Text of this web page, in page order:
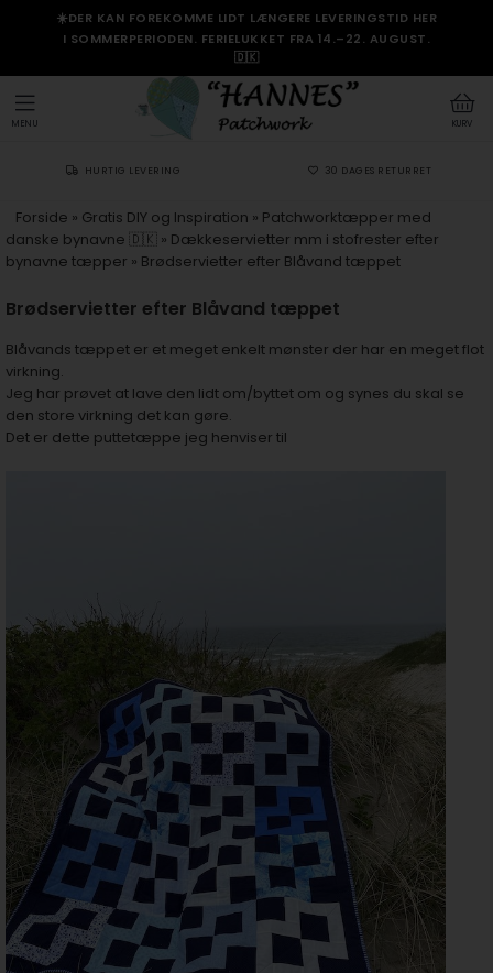
☀️DER KAN FOREKOMME LIDT LÆNGERE LEVERINGSTID HER
I SOMMERPERIODEN. FERIELUKKET FRA 14.–22. AUGUST.
🇩🇰
KURV
MENU
HURTIG LEVERING 30 DAGES RETURRET
Forside » Gratis DIY og Inspiration » Patchworktæpper med
danske bynavne 🇩🇰 » Dækkeservietter mm i stofrester efter
bynavne tæpper » Brødservietter efter Blåvand tæppet
Brødservietter efter Blåvand tæppet
Blåvands tæppet er et meget enkelt mønster der har en meget flot
virkning.
Jeg har prøvet at lave den lidt om/byttet om og synes du skal se
den store virkning det kan gøre.
Det er dette puttetæppe jeg henviser til